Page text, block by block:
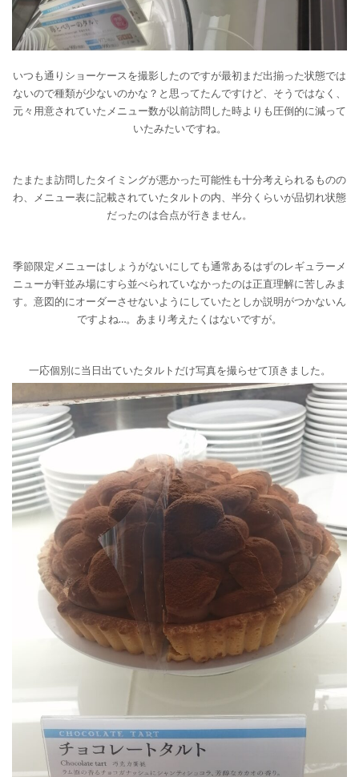
いつも通りショーケースを撮影したのですが最初まだ出揃った状態では
ないので種類が少ないのかな？と思ってたんですけど、そうではなく、
元々用意されていたメニュー数が以前訪問した時よりも圧倒的に減って
いたみたいですね。
たまたま訪問したタイミングが悪かった可能性も十分考えられるものの
わ、メニュー表に記載されていたタルトの内、半分くらいが品切れ状態
だったのは合点が行きません。
季節限定メニューはしょうがないにしても通常あるはずのレギュラーメ
ニューが軒並み場にすら並べられていなかったのは正直理解に苦しみま
す。意図的にオーダーさせないようにしていたとしか説明がつかないん
ですよね…。あまり考えたくはないですが。
一応個別に当日出ていたタルトだけ写真を撮らせて頂きました。